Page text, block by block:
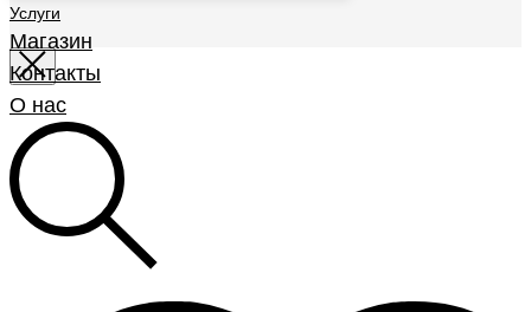
Услуги
Магазин
Контакты
О нас